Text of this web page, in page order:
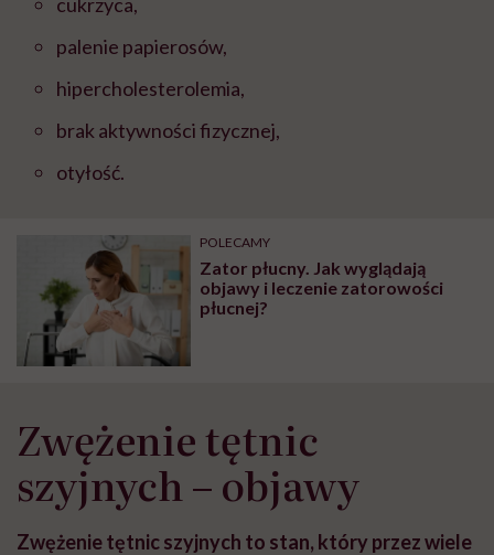
palenie papierosów,
hipercholesterolemia,
brak aktywności fizycznej,
otyłość.
POLECAMY
Zator płucny. Jak wyglądają
objawy i leczenie zatorowości
płucnej?
Zwężenie tętnic
szyjnych – objawy
Zwężenie tętnic szyjnych to stan, który przez wiele